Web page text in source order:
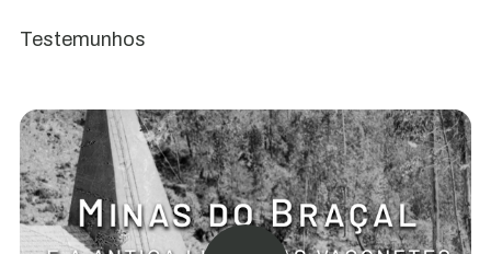
Testemunhos